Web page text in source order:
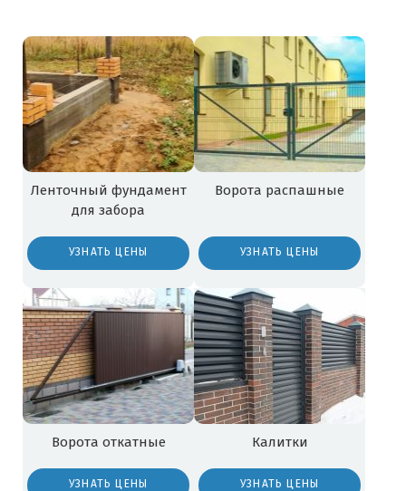
Ленточный фундамент
для забора
УЗНАТЬ ЦЕНЫ
Ворота распашные
УЗНАТЬ ЦЕНЫ
Ворота откатные
УЗНАТЬ ЦЕНЫ
Калитки
УЗНАТЬ ЦЕНЫ